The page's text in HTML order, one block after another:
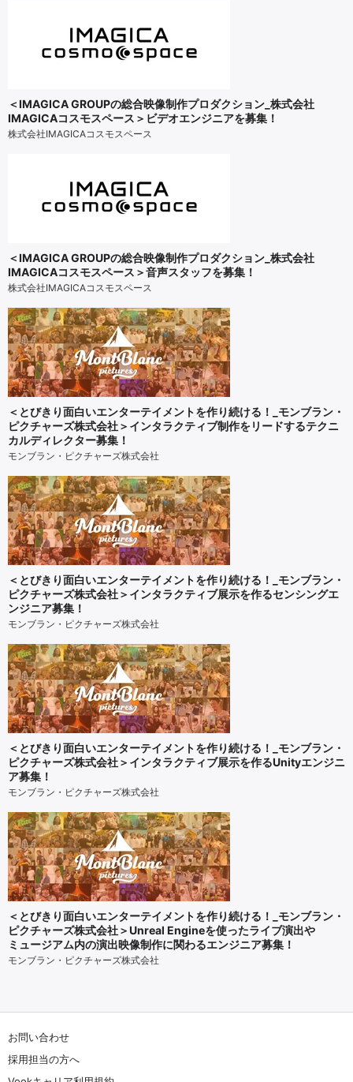
＜IMAGICA GROUPの総合映像制作プロダクション_株式会社
IMAGICAコスモスペース＞ビデオエンジニアを募集！
株式会社IMAGICAコスモスペース
＜IMAGICA GROUPの総合映像制作プロダクション_株式会社
IMAGICAコスモスペース＞音声スタッフを募集！
株式会社IMAGICAコスモスペース
＜とびきり面白いエンターテイメントを作り続ける！_モンブラン・
ピクチャーズ株式会社＞インタラクティブ制作をリードするテクニ
カルディレクター募集！
モンブラン・ピクチャーズ株式会社
＜とびきり面白いエンターテイメントを作り続ける！_モンブラン・
ピクチャーズ株式会社＞インタラクティブ展示を作るセンシングエ
ンジニア募集！
モンブラン・ピクチャーズ株式会社
＜とびきり面白いエンターテイメントを作り続ける！_モンブラン・
ピクチャーズ株式会社＞インタラクティブ展示を作るUnityエンジニ
ア募集！
モンブラン・ピクチャーズ株式会社
＜とびきり面白いエンターテイメントを作り続ける！_モンブラン・
ピクチャーズ株式会社＞Unreal Engineを使ったライブ演出や
ミュージアム内の演出映像制作に関わるエンジニア募集！
モンブラン・ピクチャーズ株式会社
お問い合わせ
採用担当の方へ